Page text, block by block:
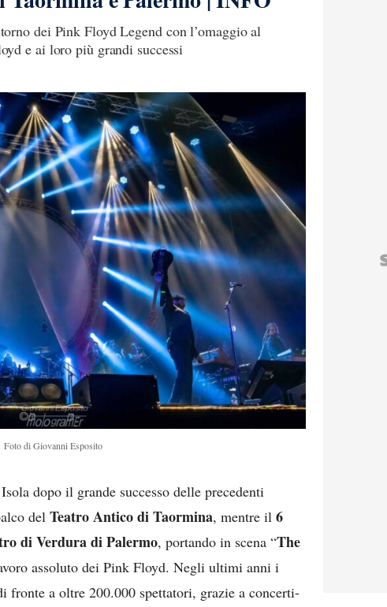
dei Pink Floyd Legend con l’omaggio al
e ai loro più grandi successi
Foto di Giovanni Esposito
dopo il grande successo delle precedenti
del Teatro Antico di Taormina, mentre il 6
di Verdura di Palermo, portando in scena “The
assoluto dei Pink Floyd. Negli ultimi anni i
fronte a oltre 200.000 spettatori, grazie a concerti-